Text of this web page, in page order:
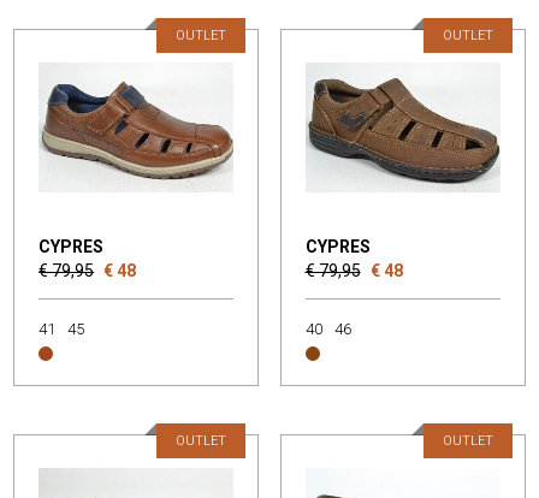
CYPRES
€ 79,95 € 48
OUTLET
41 45
CYPRES
€ 79,95 € 48
OUTLET
40 46
OUTLET OUTLET